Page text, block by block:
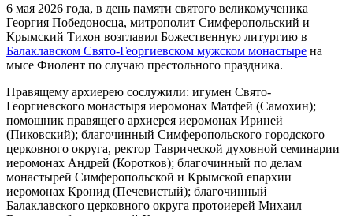
6 мая 2026 года, в день памяти святого великомученика
Георгия Победоносца, митрополит Симферопольский и
Крымский Тихон возглавил Божественную литургию в
Балаклавском Свято-Георгиевском мужском монастыре на
мысе Фиолент по случаю престольного праздника.
Правящему архиерею сослужили: игумен Свято-
Георгиевского монастыря иеромонах Матфей (Самохин);
помощник правящего архиерея иеромонах Ириней
(Пиковский); благочинный Симферопольского городского
церковного округа, ректор Таврической духовной семинарии
иеромонах Андрей (Коротков); благочинный по делам
монастырей Симферопольской и Крымской епархии
иеромонах Кронид (Печевистый); благочинный
Балаклавского церковного округа протоиерей Михаил